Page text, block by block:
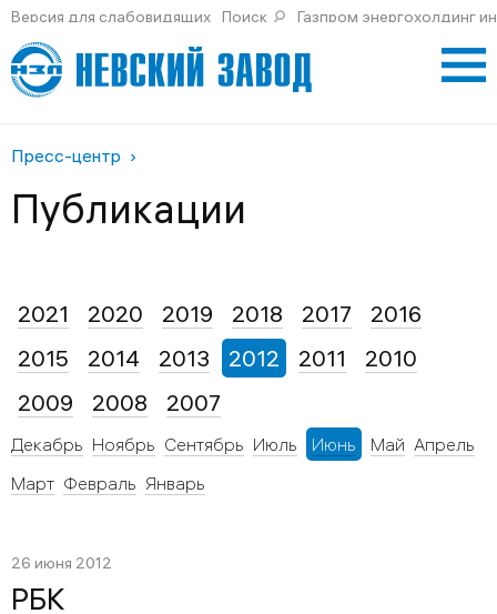
Версия для слабовидящих Поиск Газпром энергохолдинг
Пресс-центр
Публикации
2021 2020 2019 2018 2017
2016
2015
2014 2013 2012
Декабрь Ноябрь Сентябрь Июль Июнь Май Апрель
Март Февраль Январь
2011
2010
2009
2008 2007
26 июня 2012
РБК